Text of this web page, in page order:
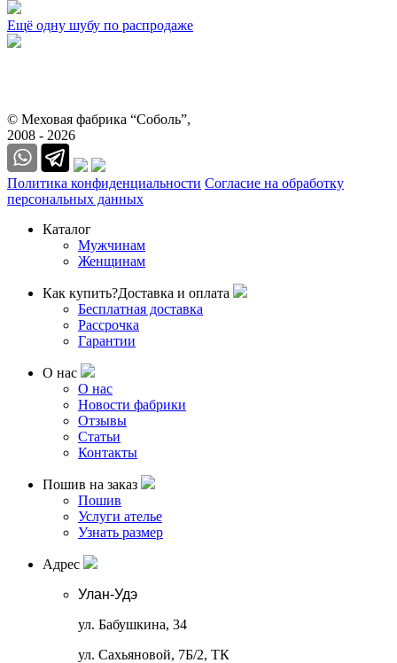
Ещё одну шубу по распродаже
© Меховая фабрика “Соболь”,
2008 - 2026
Политика конфиденциальности Согласие на обработку
персональных данных
Каталог
Мужчинам
Женщинам
Как купить?Доставка и оплата
Бесплатная доставка
Рассрочка
Гарантии
О нас
О нас
Новости фабрики
Отзывы
Статьи
Контакты
Пошив на заказ
Пошив
Услуги ателье
Узнать размер
Адрес
Улан-Удэ
ул. Бабушкина, 34
ул. Сахьяновой, 7Б/2, ТК